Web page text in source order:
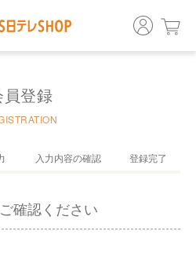
員登録
入力内容の確認 登録完了
確認ください